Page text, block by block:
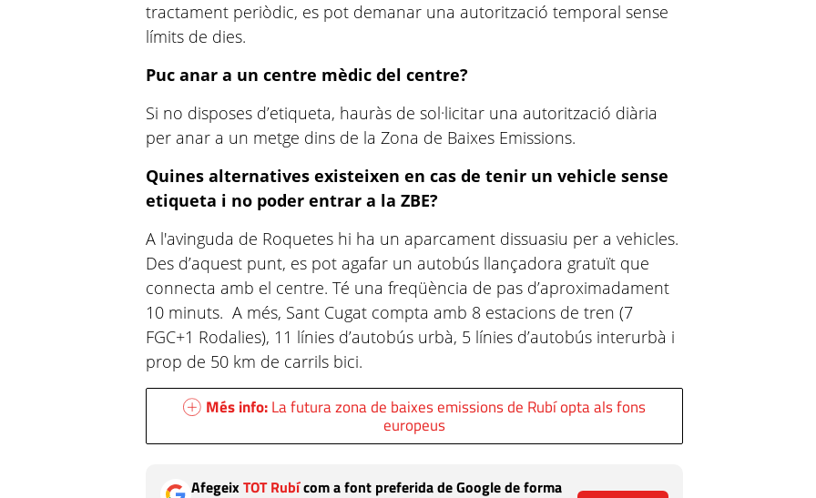
tractament periòdic, es pot demanar una autorització temporal sense
límits de dies.
Puc anar a un centre mèdic del centre?
Si no disposes d’etiqueta, hauràs de sol·licitar una autorització diària
per anar a un metge dins de la Zona de Baixes Emissions.
Quines alternatives existeixen en cas de tenir un vehicle sense
etiqueta i no poder entrar a la ZBE?
A l'avinguda de Roquetes hi ha un aparcament dissuasiu per a vehicles.
Des d’aquest punt, es pot agafar un autobús llançadora gratuït que
connecta amb el centre. Té una freqüència de pas d’aproximadament
10 minuts. A més, Sant Cugat compta amb 8 estacions de tren (7
FGC+1 Rodalies), 11 línies d’autobús urbà, 5 línies d’autobús interurbà i
prop de 50 km de carrils bici.
Més info:La futura zona de baixes emissions de Rubí opta als fons
europeus
AfegeixTOT Rubícom a font preferida de Google de forma